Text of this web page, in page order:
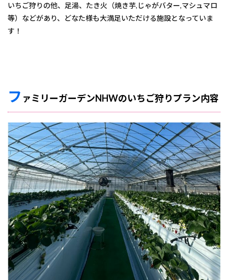
いちご狩りの他、足湯、たき火（焼き芋,じゃがバター,マシュマロ
等）などがあり、どなた様も大満足いただける施設となっていま
す！
フ ァミリーガーデンNHWのいちご狩りプラン内容